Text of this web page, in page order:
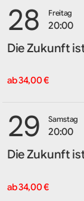
28 Freitag
20:00
Die Zukunft
ab 34,00 €
29 Samstag
20:00
Die Zukunft
ab 34,00 €